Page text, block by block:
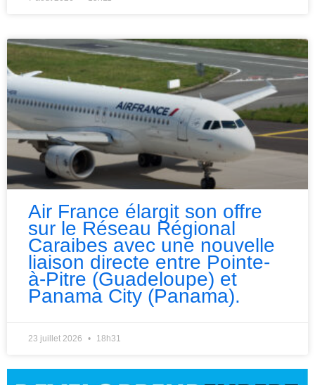
Air France élargit son offre
sur le Réseau Régional
Caraibes avec une nouvelle
liaison directe entre Pointe-
à-Pitre (Guadeloupe) et
Panama City (Panama).
23 juillet 2026 18h31